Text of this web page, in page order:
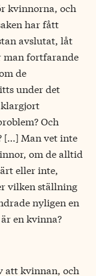
kvinnorna, och
har fått
avslutat, låt
man fortfarande
de
under det
Och
[…] Man vet inte
om de alltid
eller inte,
vilken ställning
nyligen en
en kvinna?
att kvinnan, och